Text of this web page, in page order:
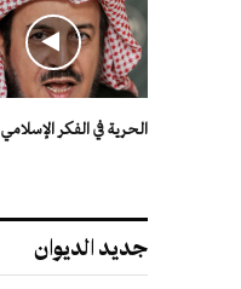
الحرية في الفكر الإسلامي
جديد الديوان